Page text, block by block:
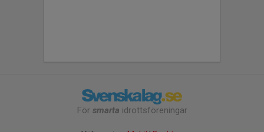
För smarta idrottsföreningar